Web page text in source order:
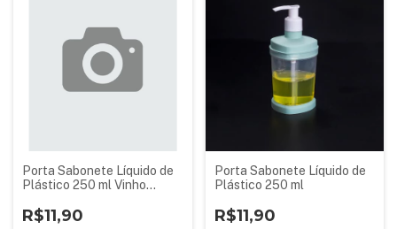
Porta Sabonete Líquido de
Plástico 250 ml Vinho
R$11,90
Porta Sabonete Líquido de
Plástico 250 ml
R$11,90